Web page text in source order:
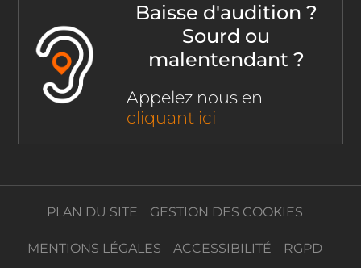
Baisse d'audition ?
Sourd ou
malentendant ?
Appelez nous en
cliquant ici
PLAN DU SITE GESTION DES COOKIES
MENTIONS LÉGALES ACCESSIBILITÉ RGPD